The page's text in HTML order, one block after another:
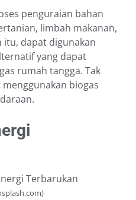
penguraian bahan
limbah makanan,
itu, dapat digunakan
yang dapat
rumah tangga. Tak
biogas